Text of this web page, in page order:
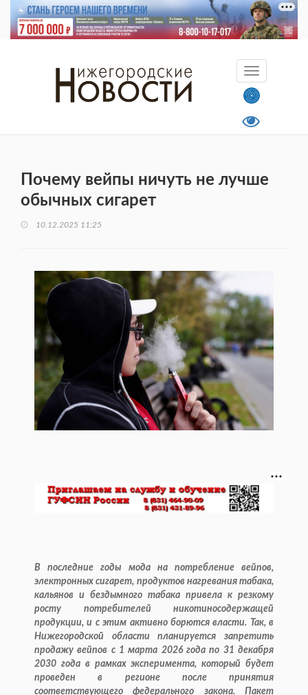
Почему вейпы ничуть не лучше
обычных сигарет
10.12.2025 11:25
В последние годы мода на потребление вейпов,
электронных сигарет, продуктов нагревания табака,
кальянов и бездымного табака привела к резкому
росту потребителей никотиносодержащей
продукции, и с этим активно борются власти. Так, в
Нижегородской области планируется запретить
продажу вейпов с 1 марта 2026 года по 31 декабря
2030 года в рамках эксперимента, который будет
проведен в регионе после принятия
соответствующего федерального закона. Пакет